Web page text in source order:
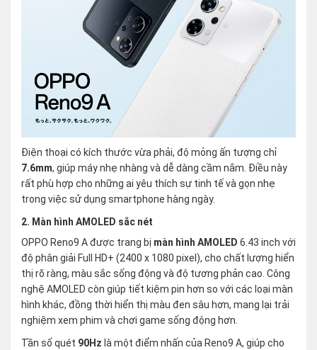
Điện thoại có kích thước vừa phải, độ mỏng ấn tượng chỉ
7.6mm, giúp máy nhẹ nhàng và dễ dàng cầm nắm. Điều này
rất phù hợp cho những ai yêu thích sự tinh tế và gọn nhẹ
trong việc sử dụng smartphone hàng ngày.
2. Màn hình AMOLED sắc nét
OPPO Reno9 A được trang bị màn hình AMOLED 6.43 inch với
độ phân giải Full HD+ (2400 x 1080 pixel), cho chất lượng hiển
thị rõ ràng, màu sắc sống động và độ tương phản cao. Công
nghệ AMOLED còn giúp tiết kiệm pin hơn so với các loại màn
hình khác, đồng thời hiển thị màu đen sâu hơn, mang lại trải
nghiệm xem phim và chơi game sống động hơn.
Tần số quét 90Hz là một điểm nhấn của Reno9 A, giúp cho